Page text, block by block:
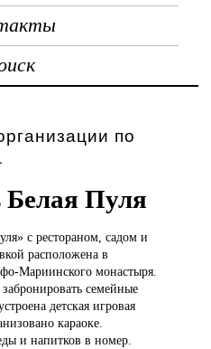
по
Пуля
с рестораном, садом и
расположена в
Мариинского монастыря.
семейные
детская игровая
караоке.
и напитков в номер.